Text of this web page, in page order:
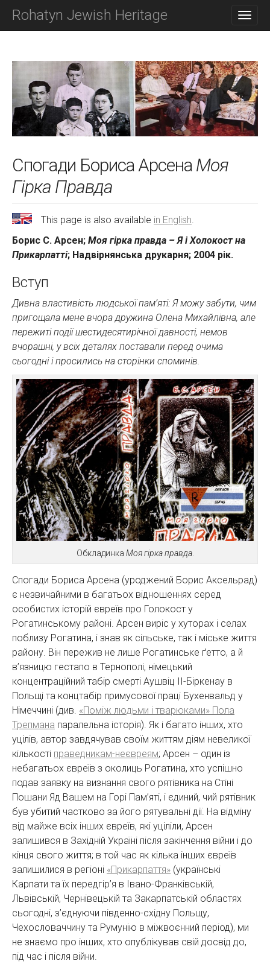
Rohatyn Jewish Heritage
Спогади Бориса Арсена Моя
Гірка Правда
This page is also available in English.
Борис С. Арсен; Моя гірка правда – Я і Холокост на
Прикарпатті; Надвірнянська друкарня; 2004 рік.
Вступ
Дивна властивість людської пам’яті: Я можу забути, чим
пригощала мене вчора дружина Олена Михайлівна, але
пережиті події шестидесятирічної давності, немов
вчорашні, у всіх деталях поставали перед очима
сьогодні і просились на сторінки споминів.
Обкладинка Моя гірка правда.
Спогади Бориса Арсена (уроджений Борис Аксельрад)
є незвичайними в багатьох відношеннях серед
особистих історій євреїв про Голокост у
Рогатинському районі. Арсен виріс у хуторах і селах
поблизу Рогатина, і знав як сільське, так і міське життя
району. Він пережив не лише Рогатинське ґетто, а й
в’язницю гестапо в Тернополі, німецький
концентраційний табір смерті Аушвіц II-Біркенау в
Польщі та концтабір примусової праці Бухенвальд у
Німеччині (див. «Поміж людьми і тварюками» Пола
Трепмана паралельна історія). Як і багато інших, хто
уцілів, автор завдячував своїм життям діям невеликої
кількості праведникам-неєвреям; Арсен – один із
небагатьох євреїв з околиць Рогатина, хто успішно
подав заявку на визнання свого рятівника на Стіні
Пошани Яд Вашем на Горі Пам’яті, і єдиний, чий рятівник
був убитий частково за його рятувальні дії. На відміну
від майже всіх інших євреїв, які уціліли, Арсен
залишився в Західній Україні після закінчення війни і до
кінця свого життя; в той час як кілька інших євреїв
залишилися в регіоні «Прикарпаття» (українські
Карпати та їх передгір’я в Івано-Франківській,
Львівській, Чернівецькій та Закарпатській областях
сьогодні, з’єднуючи південно-східну Польщу,
Чехословаччину та Румунію в міжвоєнний період), ми
не знаємо про інших, хто опублікував свій досвід до,
під час і після війни.